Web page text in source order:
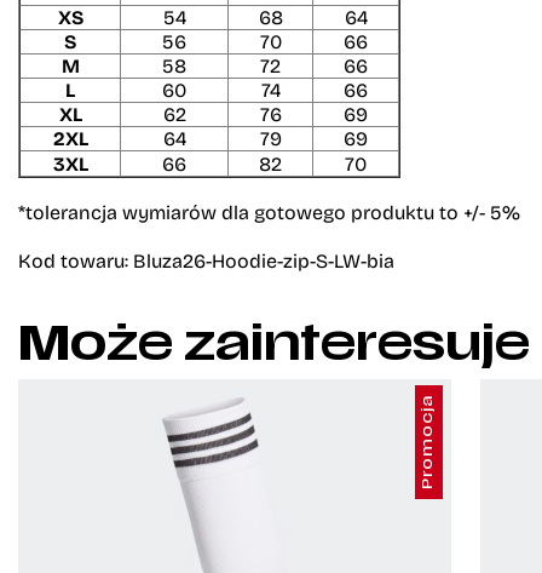
XS
54 68 64
S 56 70 66
M 58 72 66
L 60 74 66
XL 62 76 69
2XL 64 79 69
3XL 66 82
70
*tolerancja wymiarów dla gotowego produktu to +/- 5%
Kod towaru: Bluza26-Hoodie-zip-S-LW-bia
Może zainteresuje
Promocja